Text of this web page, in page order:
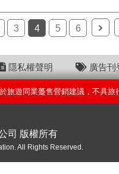
3 4 5 6
隱私權聲明 廣告刊
旅遊同業躉售營銷建議，不具
司 版權所有
All Rights Reserved.